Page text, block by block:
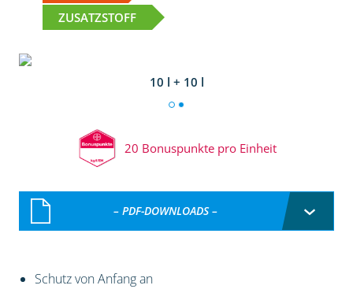
ZUSATZSTOFF
10 l + 10 l
20 Bonuspunkte pro Einheit
– PDF-DOWNLOADS –
Schutz von Anfang an